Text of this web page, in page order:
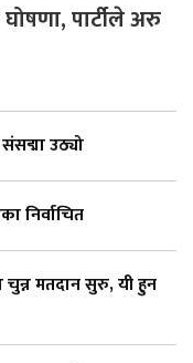
पार्टीले अरु
उठ्यो
निर्वाचित
मतदान सुरु, यी हुन